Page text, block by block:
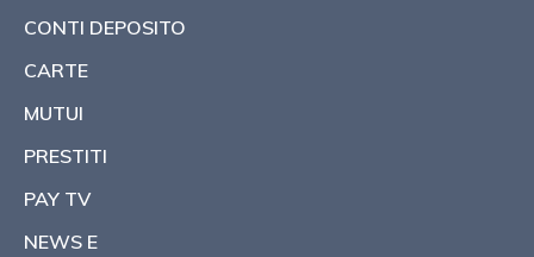
CONTI DEPOSITO
CARTE
MUTUI
PRESTITI
PAY TV
NEWS E